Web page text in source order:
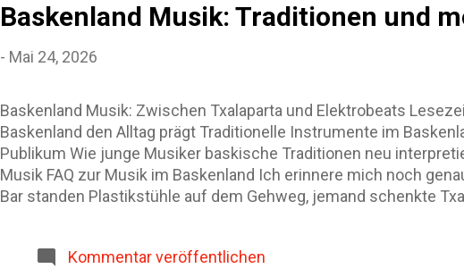
Baskenland Musik: Traditionen und
- Mai 24, 2026
Baskenland Musik: Zwischen Txalaparta und Elektrobeats
Baskenland den Alltag prägt Traditionelle Instrumente im
Publikum Wie junge Musiker baskische Traditionen neu
Musik FAQ zur Musik im Baskenland Ich erinnere mich noch
Bar standen Plastikstühle auf dem Gehweg, jemand schenkte
macht die Baskenland Musik so besonders: Sie wirkt nicht wie
Kommentar veröffentlichen